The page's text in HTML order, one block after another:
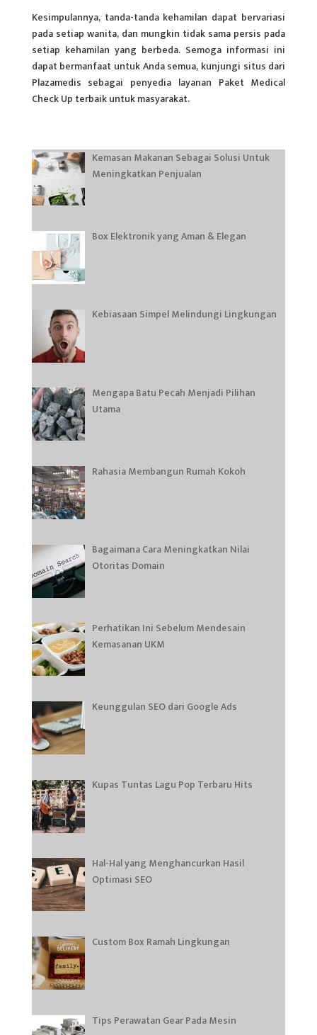
Kesimpulannya, tanda-tanda kehamilan dapat bervariasi
pada setiap wanita, dan mungkin tidak sama persis pada
setiap kehamilan yang berbeda. Semoga informasi ini
dapat bermanfaat untuk Anda semua, kunjungi situs dari
Plazamedis sebagai penyedia layanan Paket Medical
Check Up terbaik untuk masyarakat.
Kemasan Makanan Sebagai Solusi Untuk
Meningkatkan Penjualan
Box Elektronik yang Aman & Elegan
Kebiasaan Simpel Melindungi Lingkungan
Mengapa Batu Pecah Menjadi Pilihan
Utama
Rahasia Membangun Rumah Kokoh
Bagaimana Cara Meningkatkan Nilai
Otoritas Domain
Perhatikan Ini Sebelum Mendesain
Kemasanan UKM
Keunggulan SEO dari Google Ads
Kupas Tuntas Lagu Pop Terbaru Hits
Hal-Hal yang Menghancurkan Hasil
Optimasi SEO
Custom Box Ramah Lingkungan
Tips Perawatan Gear Pada Mesin